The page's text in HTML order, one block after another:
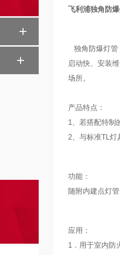
飞利浦独角防
独角防爆灯管
启动快、安装
场所。
产品特点：
1、若搭配特制
2、与标准TL灯
功能：
随附内建点灯
应用：
1．用于室内防